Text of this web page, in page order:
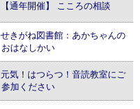
【通年開催】 こころの相談
せきがね図書館：あかちゃんの
おはなしかい
元気！はつらつ！音読教室にご
参加ください